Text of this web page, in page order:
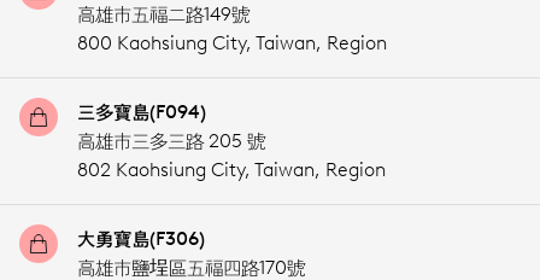
高雄市五福二路149號
800 Kaohsiung City, Taiwan, Region
三多寶島(F094)
高雄市三多三路 205 號
802 Kaohsiung City, Taiwan, Region
大勇寶島(F306)
高雄市鹽埕區五福四路170號